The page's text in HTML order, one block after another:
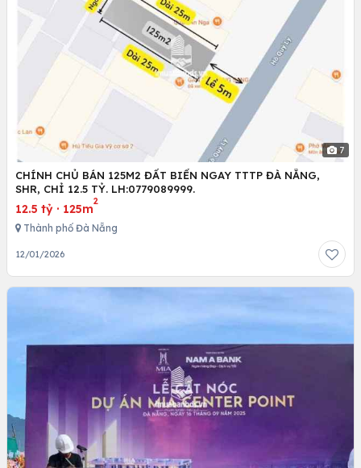
7
CHÍNH CHỦ BÁN 125M2 ĐẤT BIỂN NGAY TTTP ĐÀ NẴNG,
SHR, CHỈ 12.5 TỶ. LH:0779089999.
12.5 tỷ · 125m
2
Thành phố Đà Nẵng
12/01/2026